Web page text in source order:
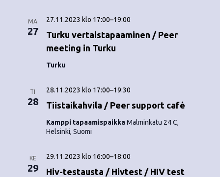
MA
27
Turku vertaistapaaminen / Peer
meeting in Turku
27.11.2023 klo 17:00–19:00
Turku
TI
28 Tiistaikahvila / Peer support café
28.11.2023 klo 17:00–19:30
Kamppi tapaamispaikkaMalminkatu 24 C,
Helsinki, Suomi
KE
29 Hiv-testausta / Hivtest / HIV test
29.11.2023 klo 16:00–18:00